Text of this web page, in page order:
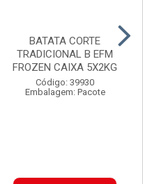
BATATA CORTE
TRADICIONAL B EFM
FROZEN CAIXA 5X2KG
Código: 39930
Embalagem: Pacote